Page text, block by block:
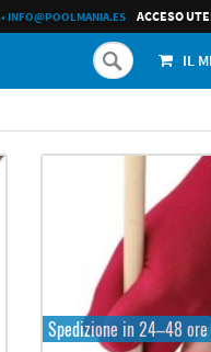
ACCESO
•INFO@POOLMANIA.ES
IL
Spedizione in 24–48 ore